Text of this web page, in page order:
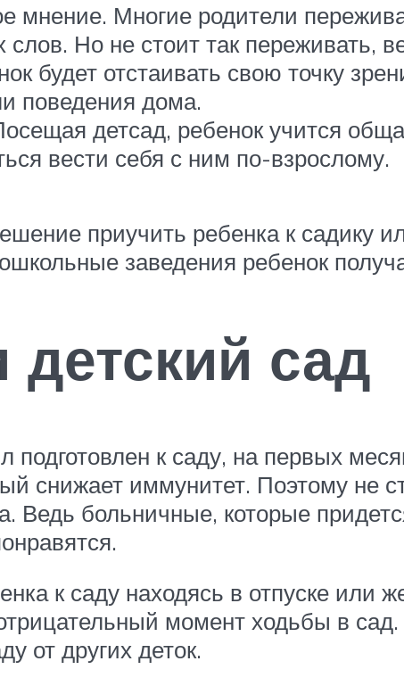
мнение. Многие родители
Но не стоит так переживать,
будет отстаивать свою точку
поведения дома.
детсад, ребенок учится
вести себя с ним по-взрослому.
приучить ребенка к садику
заведения ребенок
детский сад
подготовлен к саду, на первых
снижает иммунитет. Поэтому не
Ведь больничные, которые
к саду находясь в отпуске или
момент ходьбы в
от других деток.